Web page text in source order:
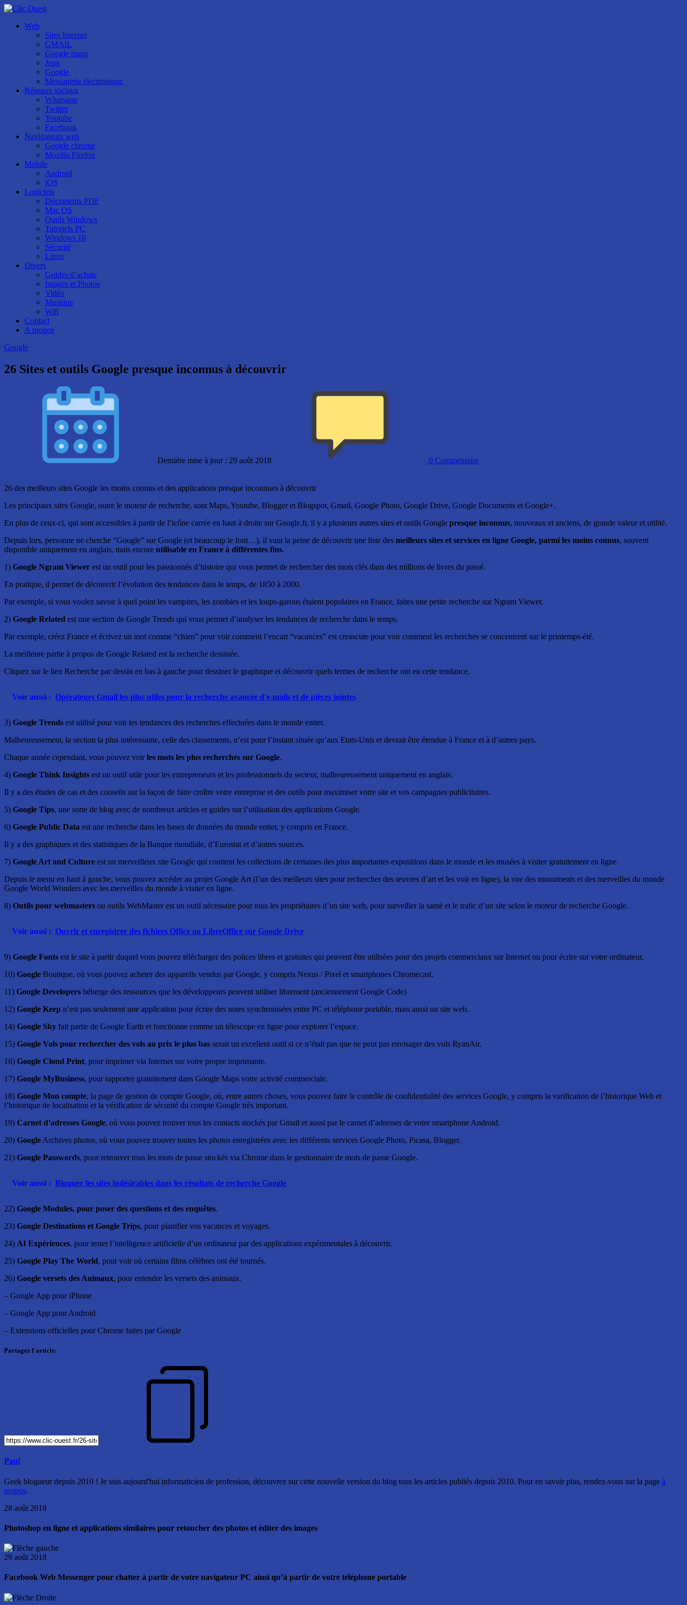
Web
Sites Internet
GMAIL
Google maps
Jeux
Google
Messagerie électronique
Réseaux sociaux
Whatsapp
Twitter
Youtube
Facebook
Navigateurs web
Google chrome
Mozilla Firefox
Mobile
Android
iOS
Logiciels
Documents PDF
Mac OS
Outils Windows
Tutoriels PC
Windows 10
Sécurité
Linux
Divers
Guides d’achats
Images et Photos
Vidéo
Musique
Wifi
Contact
A propos
Google
26 Sites et outils Google presque inconnus à découvrir
Dernière mise à jour : 29 août 2018 0 Commentaire
26 des meilleurs sites Google les moins connus et des applications presque inconnues à découvrir
Les principaux sites Google, outre le moteur de recherche, sont Maps, Youtube, Blogger et Blogspot, Gmail, Google Photo, Google Drive, Google Documents et Google+.
En plus de ceux-ci, qui sont accessibles à partir de l’icône carrée en haut à droite sur Google.fr, il y a plusieurs autres sites et outils Google presque inconnus, nouveaux et anciens, de grande valeur et utilité.
Depuis lors, personne ne cherche “Google” sur Google (et beaucoup le font…), il vaut la peine de découvrir une liste des meilleurs sites et services en ligne Google, parmi les moins connus, souvent
disponible uniquement en anglais, mais encore utilisable en France à différentes fins.
1) Google Ngram Viewer est un outil pour les passionnés d’histoire qui vous permet de rechercher des mots clés dans des millions de livres du passé.
En pratique, il permet de découvrir l’évolution des tendances dans le temps, de 1850 à 2000.
Par exemple, si vous voulez savoir à quel point les vampires, les zombies et les loups-garous étaient populaires en France, faites une petite recherche sur Ngram Viewer.
2) Google Related est une section de Google Trends qui vous permet d’analyser les tendances de recherche dans le temps.
Par exemple, créez France et écrivez un mot comme “chien” pour voir comment l’encart “vacances” est creascute pour voir comment les recherches se concentrent sur le printemps-été.
La meilleure partie à propos de Google Related est la recherche dessinée.
Cliquez sur le lien Recherche par dessin en bas à gauche pour dessiner le graphique et découvrir quels termes de recherche ont eu cette tendance.
Voir aussi : Opérateurs Gmail les plus utiles pour la recherche avancée d'e-mails et de pièces jointes
3) Google Trends est utilisé pour voir les tendances des recherches effectuées dans le monde entier.
Malheureusement, la section la plus intéressante, celle des classements, n’est pour l’instant située qu’aux Etats-Unis et devrait être étendue à France et à d’autres pays.
Chaque année cependant, vous pouvez voirles mots les plus recherchés sur Google.
4) Google Think Insights est un outil utile pour les entrepreneurs et les professionnels du secteur, malheureusement uniquement en anglais.
Il y a des études de cas et des conseils sur la façon de faire croître votre entreprise et des outils pour maximiser votre site et vos campagnes publicitaires.
5) Google Tips, une sorte de blog avec de nombreux articles et guides sur l’utilisation des applications Google.
6) Google Public Data est une recherche dans les bases de données du monde entier, y compris en France.
Il y a des graphiques et des statistiques de la Banque mondiale, d’Eurostat et d’autres sources.
7) Google Art and Culture est un merveilleux site Google qui contient les collections de certaines des plus importantes expositions dans le monde et les musées à visiter gratuitement en ligne.
Depuis le menu en haut à gauche, vous pouvez accéder au projet Google Art (l’un des meilleurs sites pour rechercher des œuvres d’art et les voir en ligne), la vue des monuments et des merveilles du monde
Google World Wonders avec les merveilles du monde à visiter en ligne.
8) Outils pour webmasters ou outils WebMaster est un outil nécessaire pour tous les propriétaires d’un site web, pour surveiller la santé et le trafic d’un site selon le moteur de recherche Google.
Voir aussi : Ouvrir et enregistrer des fichiers Office ou LibreOffice sur Google Drive
9) Google Fonts est le site à partir duquel vous pouvez télécharger des polices libres et gratuites qui peuvent être utilisées pour des projets commerciaux sur Internet ou pour écrire sur votre ordinateur.
10) Google Boutique, où vous pouvez acheter des appareils vendus par Google, y compris Nexus / Pixel et smartphones Chromecast.
11) Google Developers héberge des ressources que les développeurs peuvent utiliser librement (anciennement Google Code)
12) Google Keep n’est pas seulement une application pour écrire des notes synchronisées entre PC et téléphone portable, mais aussi un site web.
14) Google Sky fait partie de Google Earth et fonctionne comme un télescope en ligne pour explorer l’espace.
15) Google Vols pour rechercher des vols au prix le plus bas serait un excellent outil si ce n’était pas que ne peut pas envisager des vols RyanAir.
16) Google Cloud Print, pour imprimer via Internet sur votre propre imprimante.
17) Google MyBusiness, pour rapporter gratuitement dans Google Maps votre activité commerciale.
18) Google Mon compte, la page de gestion de compte Google, où, entre autres choses, vous pouvez faire le contrôle de confidentialité des services Google, y compris la varification de l’historique Web et
l’historique de localisation et la vérification de sécurité du compte Google très important.
19) Carnet d’adresses Google, où vous pouvez trouver tous les contacts stockés par Gmail et aussi par le carnet d’adresses de votre smartphone Android.
20) Google Archives photos, où vous pouvez trouver toutes les photos enregistrées avec les différents services Google Photo, Picasa, Blogger.
21) Google Passwords, pour retrouver tous les mots de passe stockés via Chrome dans le gestionnaire de mots de passe Google.
Voir aussi : Bloquer les sites indésirables dans les résultats de recherche Google
22) Google Modules, pour poser des questions et des enquêtes.
23) Google Destinations et Google Trips, pour planifier vos vacances et voyages.
24) AI Expériences, pour tester l’intelligence artificielle d’un ordinateur par des applications expérimentales à découvrir.
25) Google Play The World, pour voir où certains films célèbres ont été tournés.
26) Google versets des Animaux, pour entendre les versets des animaux.
– Google App pour iPhone
– Google App pour Android
– Extensions officielles pour Chrome faites par Google
Partagez l'article:
Paul
Geek blogueur depuis 2010 ! Je suis aujourd'hui informaticien de profession, découvrez sur cette nouvelle version du blog tous les articles publiés depuis 2010. Pour en savoir plus, rendez-vous sur la page à
propos.
28 août 2018
Photoshop en ligne et applications similaires pour retoucher des photos et éditer des images
29 août 2018
Facebook Web Messenger pour chatter à partir de votre navigateur PC ainsi qu’à partir de votre téléphone portable